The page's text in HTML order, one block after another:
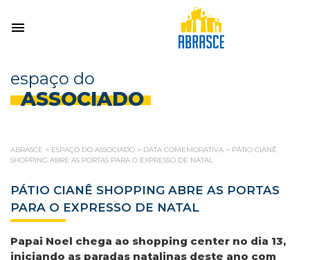
espaço do
ASSOCIADO
ABRASCE > ESPAÇO DO ASSOCIADO > DATA COMEMORATIVA > PÁTIO CIANÊ
SHOPPING ABRE AS PORTAS PARA O EXPRESSO DE NATAL
PÁTIO CIANÊ SHOPPING ABRE AS PORTAS
PARA O EXPRESSO DE NATAL
Papai Noel chega ao shopping center no dia 13,
iniciando as paradas natalinas deste ano com